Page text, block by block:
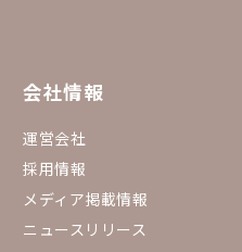
会社情報
運営会社
採用情報
メディア掲載情報
ニュースリリース